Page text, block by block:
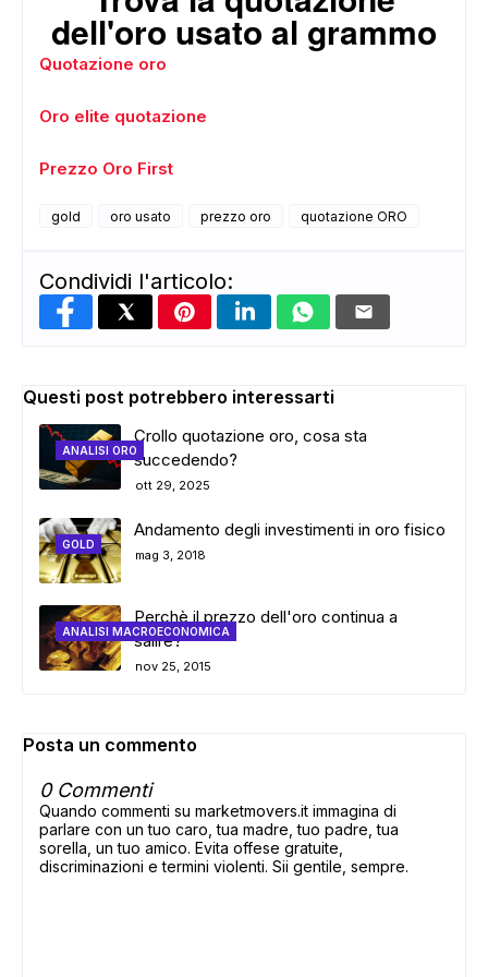
ADS
dell'oro usato al grammo
Quotazione oro
Oro elite quotazione
Prezzo Oro First
gold oro usato prezzo oro quotazione ORO
Condividi l'articolo:
Questi post potrebbero interessarti
ANALISI ORO
Crollo quotazione oro, cosa sta
succedendo?
ott 29, 2025
GOLD
Andamento degli investimenti in oro fisico
mag 3, 2018
ANALISI MACROECONOMICA
Perchè il prezzo dell'oro continua a
salire?
nov 25, 2015
Posta un commento
0 Commenti
Quando commenti su marketmovers.it immagina di
parlare con un tuo caro, tua madre, tuo padre, tua
sorella, un tuo amico. Evita offese gratuite,
discriminazioni e termini violenti. Sii gentile, sempre.